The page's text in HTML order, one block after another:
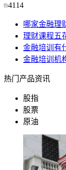
4114
哪家金融理
理财课程五
金融培训有
金融培训机
热门产品资讯
股指
股票
原油